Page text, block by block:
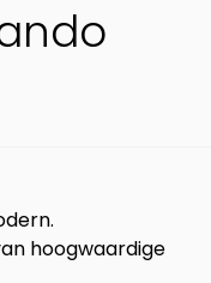
hoogwaardige